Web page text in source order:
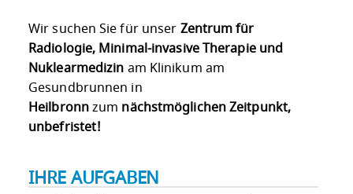
Wir suchen Sie für unser Zentrum für
Radiologie, Minimal-invasive Therapie und
Nuklearmedizin am Klinikum am
Gesundbrunnen in
Heilbronnzum nächstmöglichen Zeitpunkt,
unbefristet!
IHRE AUFGABEN